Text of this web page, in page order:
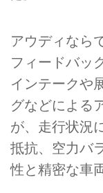
アウディなら
フィードバッ
インテークや
グなどによる
が、走行状況
抵抗、空力バ
性と精密な車